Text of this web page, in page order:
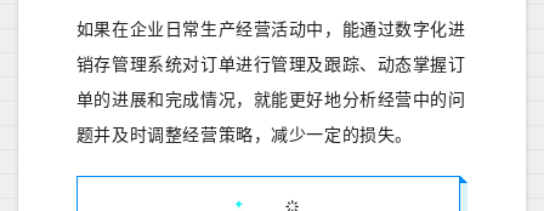
如果在企业日常生产经营活动中，能通过数字化进
销存管理系统对订单进行管理及跟踪、动态掌握订
单的进展和完成情况，就能更好地分析经营中的问
题并及时调整经营策略，减少一定的损失。